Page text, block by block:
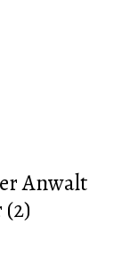
Anwalt